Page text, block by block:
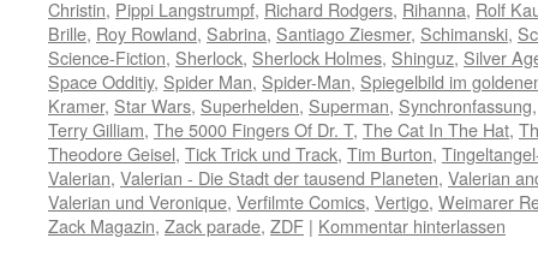
Christin, Pippi Langstrumpf, Richard Rodgers, Rihanna, Rolf
Brille, Roy Rowland, Sabrina, Santiago Ziesmer, Schimanski,
Science-Fiction, Sherlock, Sherlock Holmes, Shinguz, Silver
Space Odditiy, Spider Man, Spider-Man, Spiegelbild im
Kramer, Star Wars, Superhelden, Superman, Synchronfassung
Terry Gilliam, The 5000 Fingers Of Dr. T, The Cat In The Hat,
Theodore Geisel, Tick Trick und Track, Tim Burton,
Valerian, Valerian - Die Stadt der tausend Planeten, Valerian
Valerian und Veronique, Verfilmte Comics, Vertigo, Weimarer
Zack Magazin, Zack parade, ZDF | Kommentar hinterlassen